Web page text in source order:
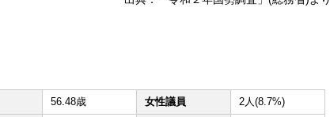
56.48歳 女性議員 2人(8.7%)